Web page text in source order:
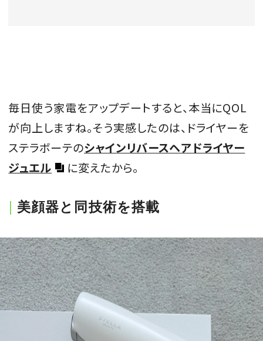
会員登録
Log in or Sign up
「The SPUR Club」。便利な機能と特典を無料で楽し
FOLLOW US
毎日使う家電をアップデートすると、本当にQOL
が向上しますね。そう実感したのは、ドライヤーを
ステラボーテのシャインリバースヘアドライヤー
ジュエル
に変えたから。
美顔器と同技術を搭載